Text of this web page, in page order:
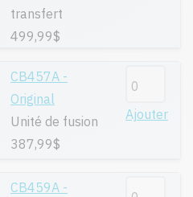
transfert
499,99$
CB457A -
Original
Unité de fusion
387,99$
Ajouter
CB459A -